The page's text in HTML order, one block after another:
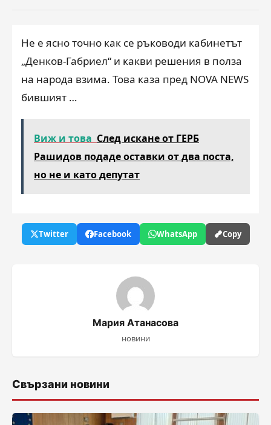
Не е ясно точно как се ръководи кабинетът
„Денков-Габриел“ и какви решения в полза
на народа взима. Това каза пред NOVA NEWS
бившият …
Виж и това След искане от ГЕРБ
Рашидов подаде оставки от два поста,
но не и като депутат
Twitter Facebook WhatsApp Copy
Мария Атанасова
новини
Свързани новини